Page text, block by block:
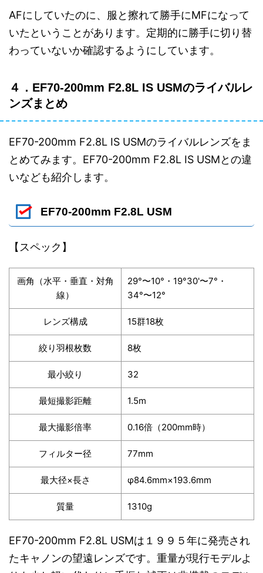
AFにしていたのに、服と擦れて勝手にMFになって
いたということがあります。定期的に勝手に切り替
わっていないか確認するようにしています。
４．EF70-200mm F2.8L IS USMのライバルレ
ンズまとめ
EF70-200mm F2.8L IS USMのライバルレンズをま
とめてみます。EF70-200mm F2.8L IS USMとの違
いなども紹介します。
EF70-200mm F2.8L USM
【スペック】
画角（水平・垂直・対角
線）
29°〜10°・19°30'〜7°・
34°〜12°
レンズ構成 15群18枚
絞り羽根枚数 8枚
最小絞り 32
最短撮影距離 1.5m
最大撮影倍率 0.16倍（200mm時）
フィルター径 77mm
最大径×長さ φ84.6mm×193.6mm
質量 1310g
EF70-200mm F2.8L USMは１９９５年に発売され
たキャノンの望遠レンズです。重量が現行モデルよ